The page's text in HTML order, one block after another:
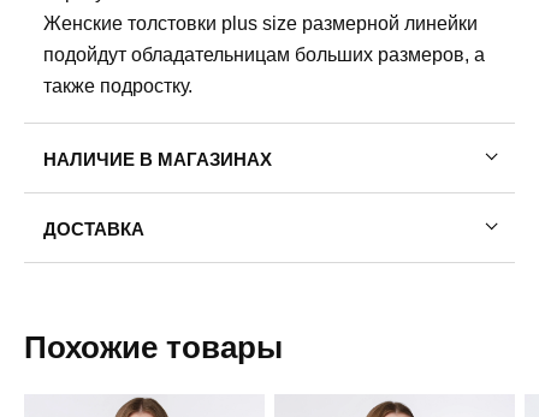
Женские толстовки plus size размерной линейки
подойдут обладательницам больших размеров, а
также подростку.
НАЛИЧИЕ В МАГАЗИНАХ
ДОСТАВКА
Пермь — бесплатно
Доставка в другие города
Похожие товары